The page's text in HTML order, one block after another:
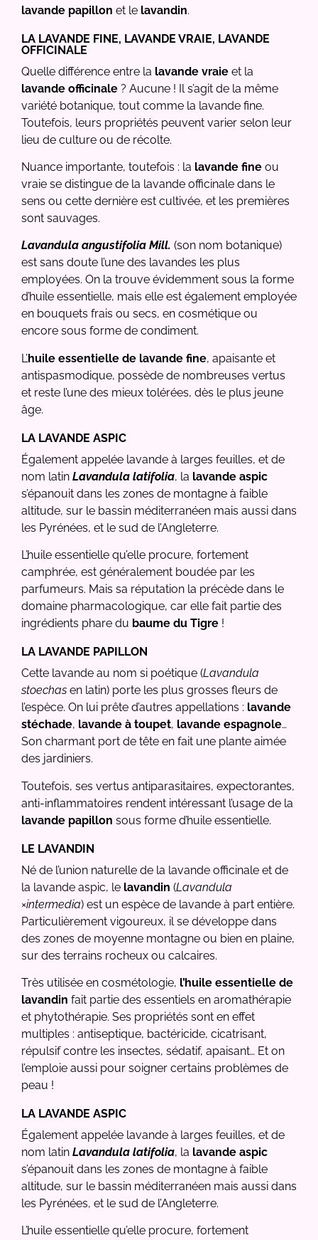
lavande papillon et le lavandin.
LA LAVANDE FINE, LAVANDE VRAIE, LAVANDE
OFFICINALE
Quelle différence entre la lavande vraie et la
lavande officinale ? Aucune ! Il s’agit de la même
variété botanique, tout comme la lavande fine.
Toutefois, leurs propriétés peuvent varier selon leur
lieu de culture ou de récolte.
Nuance importante, toutefois : la lavande fine ou
vraie se distingue de la lavande officinale dans le
sens ou cette dernière est cultivée, et les premières
sont sauvages.
Lavandula angustifolia Mill. (son nom botanique)
est sans doute l’une des lavandes les plus
employées. On la trouve évidemment sous la forme
d’huile essentielle, mais elle est également employée
en bouquets frais ou secs, en cosmétique ou
encore sous forme de condiment.
L’huile essentielle de lavande fine, apaisante et
antispasmodique, possède de nombreuses vertus
et reste l’une des mieux tolérées, dès le plus jeune
âge.
LA LAVANDE ASPIC
Également appelée lavande à larges feuilles, et de
nom latin Lavandula latifolia, la lavande aspic
s’épanouit dans les zones de montagne à faible
altitude, sur le bassin méditerranéen mais aussi dans
les Pyrénées, et le sud de l’Angleterre.
L’huile essentielle qu’elle procure, fortement
camphrée, est généralement boudée par les
parfumeurs. Mais sa réputation la précède dans le
domaine pharmacologique, car elle fait partie des
ingrédients phare du baume du Tigre !
LA LAVANDE PAPILLON
Cette lavande au nom si poétique (Lavandula
stoechas en latin) porte les plus grosses fleurs de
l’espèce. On lui prête d’autres appellations : lavande
stéchade, lavande à toupet, lavande espagnole…
Son charmant port de tête en fait une plante aimée
des jardiniers.
Toutefois, ses vertus antiparasitaires, expectorantes,
anti-inflammatoires rendent intéressant l’usage de la
lavande papillon sous forme d’huile essentielle.
LE LAVANDIN
Né de l’union naturelle de la lavande officinale et de
la lavande aspic, le lavandin (Lavandula
×intermedia) est un espèce de lavande à part entière.
Particulièrement vigoureux, il se développe dans
des zones de moyenne montagne ou bien en plaine,
sur des terrains rocheux ou calcaires.
Très utilisée en cosmétologie, l’huile essentielle de
lavandin fait partie des essentiels en aromathérapie
et phytothérapie. Ses propriétés sont en effet
multiples : antiseptique, bactéricide, cicatrisant,
répulsif contre les insectes, sédatif, apaisant… Et on
l’emploie aussi pour soigner certains problèmes de
peau !
LA LAVANDE ASPIC
Également appelée lavande à larges feuilles, et de
nom latin Lavandula latifolia, la lavande aspic
s’épanouit dans les zones de montagne à faible
altitude, sur le bassin méditerranéen mais aussi dans
les Pyrénées, et le sud de l’Angleterre.
L’huile essentielle qu’elle procure, fortement